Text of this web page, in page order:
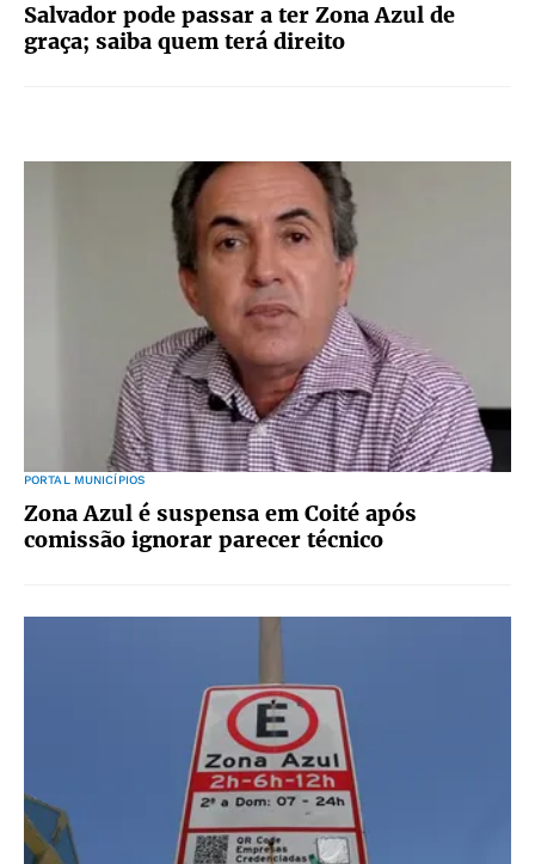
Salvador pode passar a ter Zona Azul de
graça; saiba quem terá direito
PORTAL MUNICÍPIOS
Zona Azul é suspensa em Coité após
comissão ignorar parecer técnico